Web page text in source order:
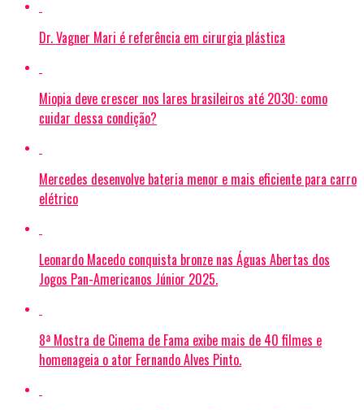
Dr. Vagner Mari é referência em cirurgia plástica
Miopia deve crescer nos lares brasileiros até 2030: como
cuidar dessa condição?
Mercedes desenvolve bateria menor e mais eficiente para carro
elétrico
Leonardo Macedo conquista bronze nas Águas Abertas dos
Jogos Pan-Americanos Júnior 2025.
8ª Mostra de Cinema de Fama exibe mais de 40 filmes e
homenageia o ator Fernando Alves Pinto.